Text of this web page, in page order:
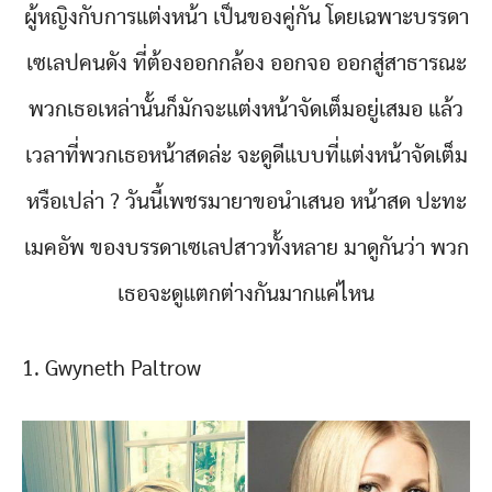
ผู้หญิงกับการแต่งหน้า เป็นของคู่กัน โดยเฉพาะบรรดา
เซเลปคนดัง ที่ต้องออกกล้อง ออกจอ ออกสู่สาธารณะ
พวกเธอเหล่านั้นก็มักจะแต่งหน้าจัดเต็มอยู่เสมอ แล้ว
เวลาที่พวกเธอหน้าสดล่ะ จะดูดีแบบที่แต่งหน้าจัดเต็ม
หรือเปล่า ? วันนี้เพชรมายาขอนำเสนอ หน้าสด ปะทะ
เมคอัพ ของบรรดาเซเลปสาวทั้งหลาย มาดูกันว่า พวก
เธอจะดูแตกต่างกันมากแค่ไหน
1. Gwyneth Paltrow